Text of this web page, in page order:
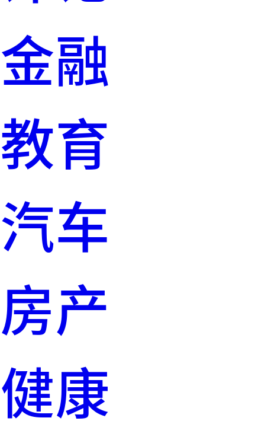
金融
教育
汽车
房产
健康